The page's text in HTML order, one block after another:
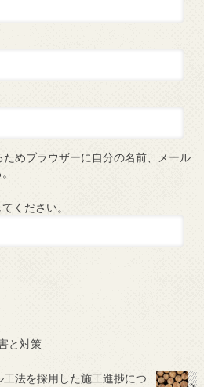
めブラウザーに自分の名前、メール
ください。
と対策
法を採用した施工進捗につ